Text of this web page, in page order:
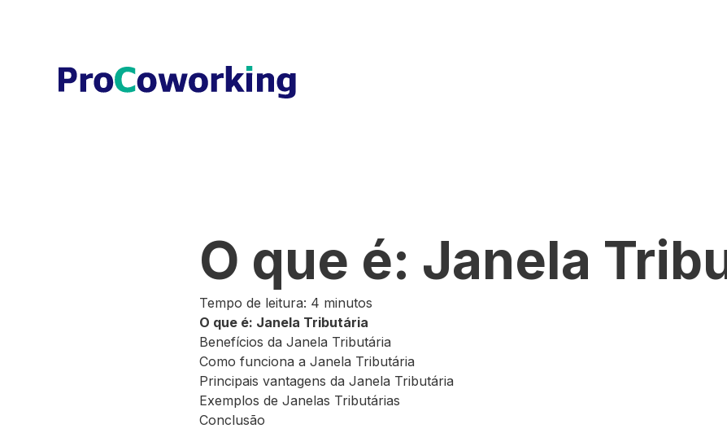
O que é: Janela
Tempo de leitura: 4 minutos
O que é: Janela Tributária
Benefícios da Janela Tributária
Como funciona a Janela Tributária
Principais vantagens da Janela Tributária
Exemplos de Janelas Tributárias
Conclusão